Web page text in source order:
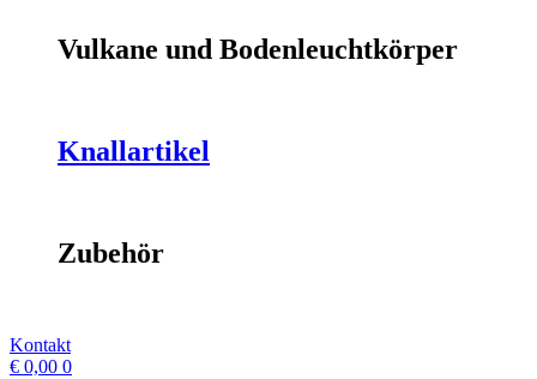
Vulkane und Bodenleuchtkörper
Knallartikel
Zubehör
Kontakt
€ 0,00 0